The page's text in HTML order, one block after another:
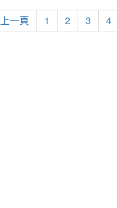
上一頁 1 2 3 4